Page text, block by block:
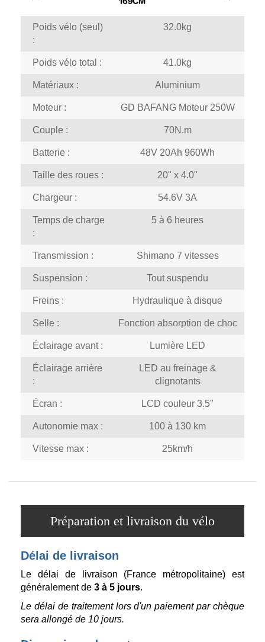
Poids vélo (seul)
:
32.0kg
Poids vélo total : 41.0kg
Matériaux : Aluminium
Moteur : GD BAFANG Moteur 250W
Couple : 70N.m
Batterie : 48V 20Ah 960Wh
Taille des roues : 20" x 4.0"
Chargeur : 54.6V 3A
Temps de charge
:
5 à 6 heures
Transmission : Shimano 7 vitesses
Suspension : Tout suspendu
Freins : Hydraulique à disque
Selle : Fonction absorption de choc
Éclairage avant : Lumière LED
Éclairage arrière
:
LED au freinage &
clignotants
Écran : LCD couleur 3.5"
Autonomie max : 100 à 130 km
Vitesse max : 25km/h
Préparation et livraison du vélo
Délai de livraison
Le délai de livraison (France métropolitaine) est
généralement de 3 à 5 jours.
Le délai de traitement lors d'un paiement par chèque
sera allongé de 10 jours.